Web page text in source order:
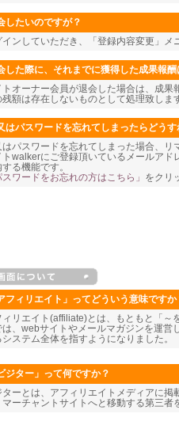
したいのですが？
インしていただき、「登録内容変更」メ
した際に、それまでに獲得した成果報
トオーナー会員が退会した場合は、成
額は存在しないものとして処理致しま
はパスワードを忘れてしまったらどう
はパスワードを忘れてしまった場合、
トwalkerにご登録頂いているメールア
る機能です。
スワードをお忘れの方はこちら」 をクリ
フィリエイト」ってどういう意味ですか
ィリエイト(affiliate)とは、もともと「～
は、webサイトやメールマガジンを運営
ステム全体を指すようになりました。
ジター」って何ですか？
ターとは、アフィリエイトメディアに
マーチャントサイトへと移動する第三者